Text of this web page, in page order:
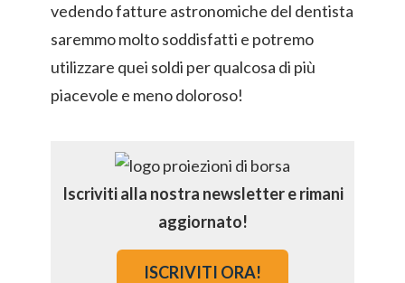
vedendo fatture astronomiche del dentista
saremmo molto soddisfatti e potremo
utilizzare quei soldi per qualcosa di più
piacevole e meno doloroso!
Iscriviti alla nostra newsletter e rimani
aggiornato!
ISCRIVITI ORA!